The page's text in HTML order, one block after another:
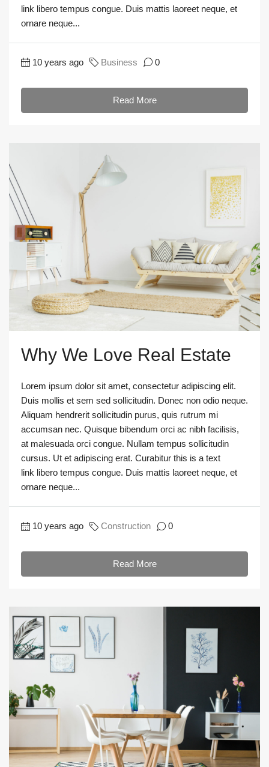
link libero tempus congue. Duis mattis laoreet neque, et
ornare neque...
10 years ago Business 0
Read More
Why We Love Real Estate
Lorem ipsum dolor sit amet, consectetur adipiscing elit.
Duis mollis et sem sed sollicitudin. Donec non odio neque.
Aliquam hendrerit sollicitudin purus, quis rutrum mi
accumsan nec. Quisque bibendum orci ac nibh facilisis,
at malesuada orci congue. Nullam tempus sollicitudin
cursus. Ut et adipiscing erat. Curabitur this is a text
link libero tempus congue. Duis mattis laoreet neque, et
ornare neque...
10 years ago Construction 0
Read More